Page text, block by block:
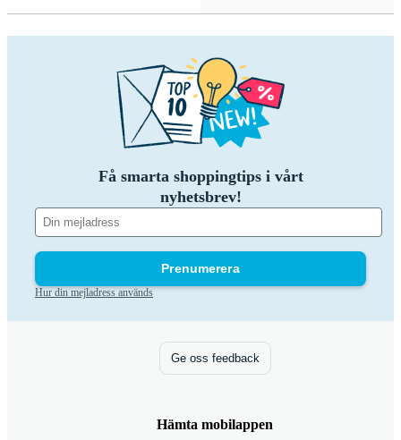
Få smarta shoppingtips i vårt
nyhetsbrev!
Prenumerera
Hur din mejladress används
Ge oss feedback
Hämta mobilappen